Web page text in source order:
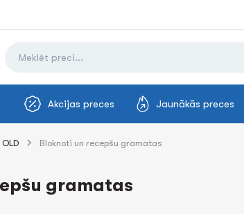
Akcijas preces Jaunākās preces
OLD Bloknoti un recepšu gramatas
gramatas